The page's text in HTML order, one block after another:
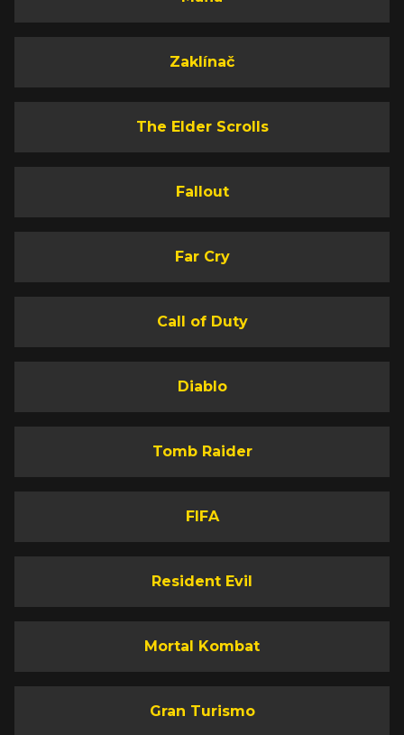
Zaklínač
The Elder Scrolls
Fallout
Far Cry
Call of Duty
Diablo
Tomb Raider
FIFA
Resident Evil
Mortal Kombat
Gran Turismo